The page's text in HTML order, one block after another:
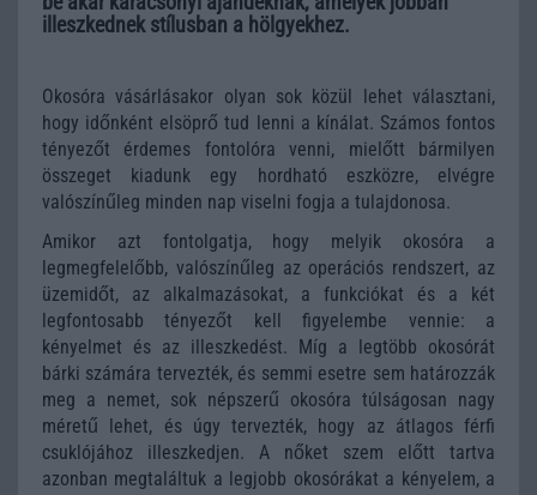
illeszkednek stílusban a hölgyekhez.
Okosóra vásárlásakor olyan sok közül lehet választani,
hogy időnként elsöprő tud lenni a kínálat. Számos fontos
tényezőt érdemes fontolóra venni, mielőtt bármilyen
összeget kiadunk egy hordható eszközre, elvégre
valószínűleg minden nap viselni fogja a tulajdonosa.
Amikor azt fontolgatja, hogy melyik okosóra a
legmegfelelőbb, valószínűleg az operációs rendszert, az
üzemidőt, az alkalmazásokat, a funkciókat és a két
legfontosabb tényezőt kell figyelembe vennie: a
kényelmet és az illeszkedést. Míg a legtöbb okosórát
bárki számára tervezték, és semmi esetre sem határozzák
meg a nemet, sok népszerű okosóra túlságosan nagy
méretű lehet, és úgy tervezték, hogy az átlagos férfi
csuklójához illeszkedjen. A nőket szem előtt tartva
azonban megtaláltuk a legjobb okosórákat a kényelem, a